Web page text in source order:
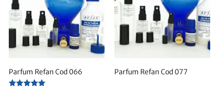
Parfum Refan Cod 066 Parfum Refan Cod 077